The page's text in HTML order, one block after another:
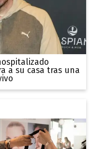
a su casa tras una